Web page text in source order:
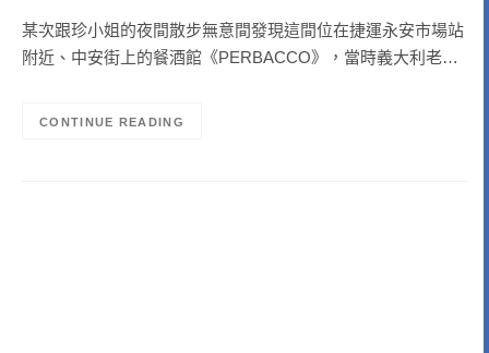
某次跟珍小姐的夜間散步無意間發現這間位在捷運永安市場站
附近、中安街上的餐酒館《PERBACCO》，當時義大利老…
CONTINUE READING